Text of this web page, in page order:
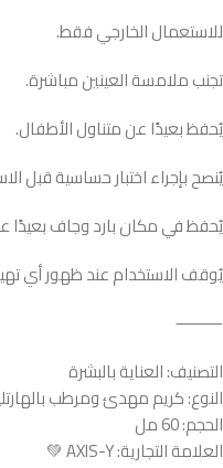
للاستعمال الخارجي فقط.
تجنب ملامسة العينين مباشرة.
يُحفظ بعيدًا عن متناول الأطفال.
يُنصح بإجراء اختبار حساسية قبل
يُحفظ في مكان بارد وجاف
يُوقف الاستخدام عند ظهور أي
⸻
التصنيف: العناية بالبشرة
النوع: كريم مهدئ ومرطب
الحجم: 60 مل
العلامة التجارية: AXIS-Y 💚